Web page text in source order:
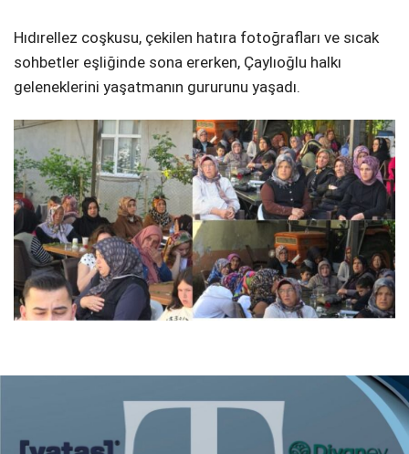
Hıdırellez coşkusu, çekilen hatıra fotoğrafları ve sıcak
sohbetler eşliğinde sona ererken, Çaylıoğlu halkı
geleneklerini yaşatmanın gururunu yaşadı.